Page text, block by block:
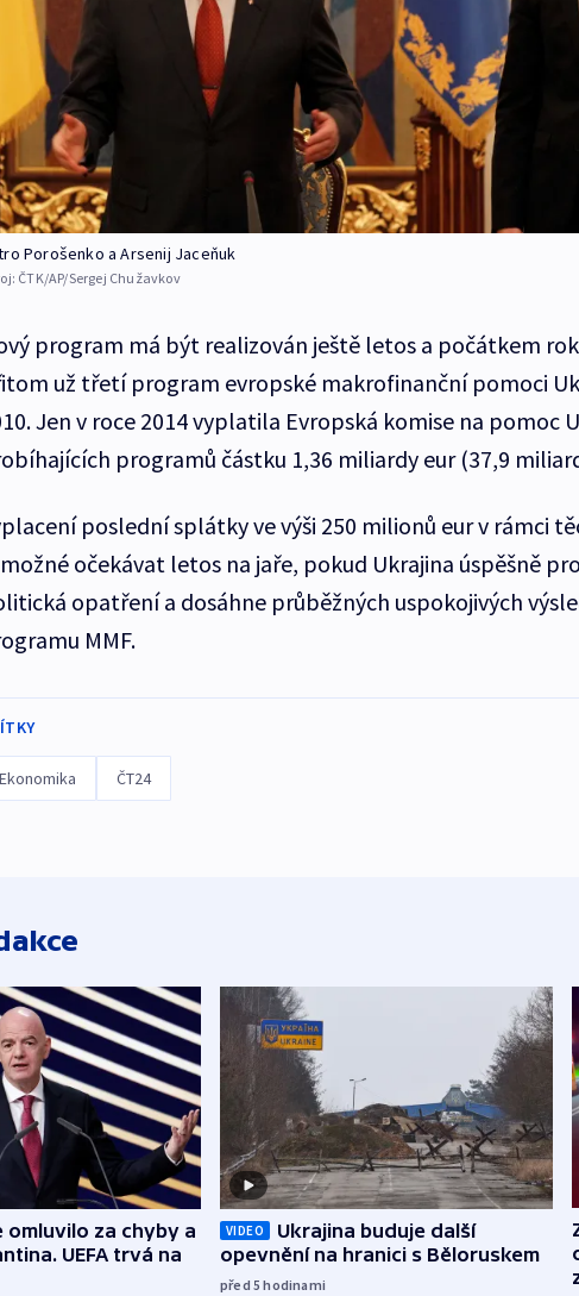
Porošenko a Arsenij Jaceňuk
ČTK/AP/Sergej Chužavkov
program má být realizován ještě letos a počátkem
už třetí program evropské makrofinanční pomoci
Jen v roce 2014 vyplatila Evropská komise na pomoc
programů částku 1,36 miliardy eur (37,9
poslední splátky ve výši 250 milionů eur v rámci
očekávat letos na jaře, pokud Ukrajina úspěšně
opatření a dosáhne průběžných uspokojivých
MMF.
Ekonomika ČT24
omluvilo za chyby a
UEFA trvá na
VIDEO
Ukrajina buduje další
opevnění na hranici s Běloruskem
před 5hodinami